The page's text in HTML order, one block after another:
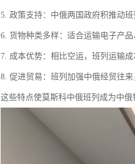
5. 政策支持：中俄两国政府积推动
6. 货物种类多样：适合运输电子产
7. 成本优势：相比空运，班列运输
8. 促进贸易：班列加强中俄经贸往
这些特点使莫斯科中俄班列成为中俄